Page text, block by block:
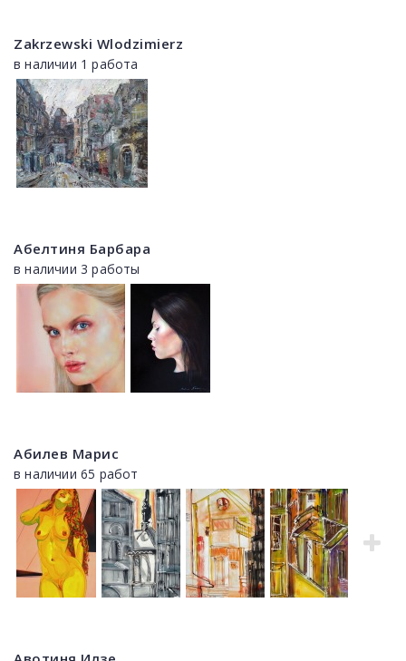
Zakrzewski Wlodzimierz
в наличии 1 работа
Абелтиня Барбара
в наличии 3 работы
Абилев Марис
в наличии 65 работ